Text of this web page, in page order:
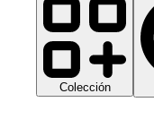
Colección